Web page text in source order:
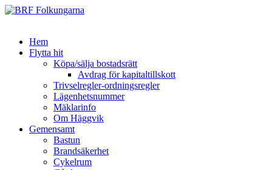
Hem
Flytta hit
Köpa/sälja bostadsrätt
Avdrag för kapitaltillskott
Trivselregler-ordningsregler
Lägenhetsnummer
Mäklarinfo
Om Häggvik
Gemensamt
Bastun
Brandsäkerhet
Cykelrum